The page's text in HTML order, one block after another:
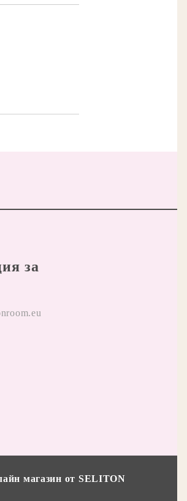
за
магазин от SELITON